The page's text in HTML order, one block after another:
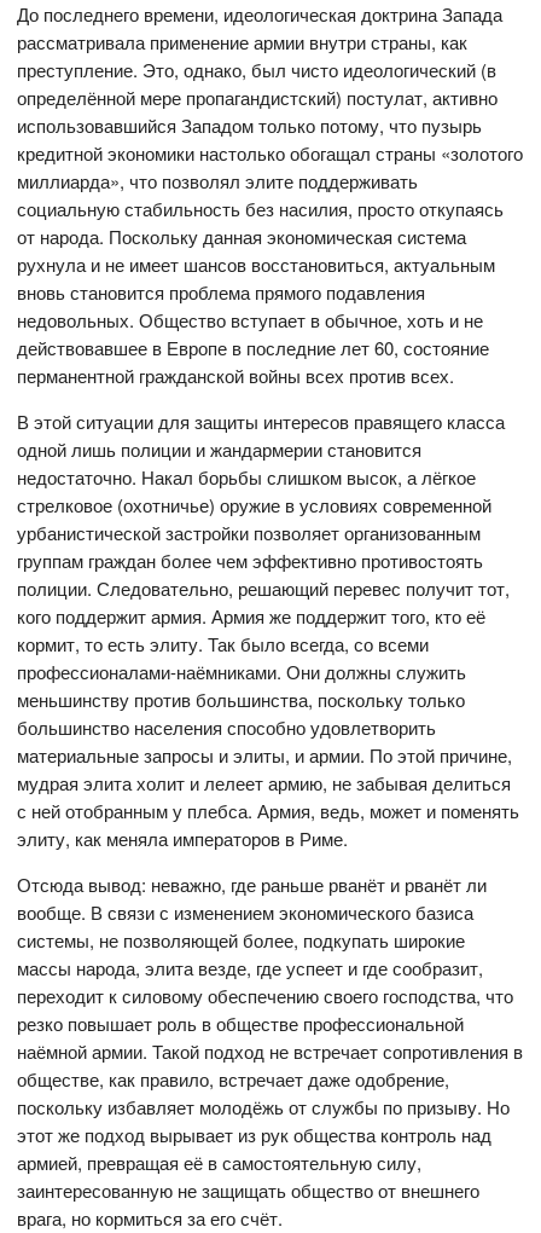
До последнего времени, идеологическая доктрина Запада
рассматривала применение армии внутри страны, как
преступление. Это, однако, был чисто идеологический (в
определённой мере пропагандистский) постулат, активно
использовавшийся Западом только потому, что пузырь
кредитной экономики настолько обогащал страны «золотого
миллиарда», что позволял элите поддерживать
социальную стабильность без насилия, просто откупаясь
от народа. Поскольку данная экономическая система
рухнула и не имеет шансов восстановиться, актуальным
вновь становится проблема прямого подавления
недовольных. Общество вступает в обычное, хоть и не
действовавшее в Европе в последние лет 60, состояние
перманентной гражданской войны всех против всех.
В этой ситуации для защиты интересов правящего класса
одной лишь полиции и жандармерии становится
недостаточно. Накал борьбы слишком высок, а лёгкое
стрелковое (охотничье) оружие в условиях современной
урбанистической застройки позволяет организованным
группам граждан более чем эффективно противостоять
полиции. Следовательно, решающий перевес получит тот,
кого поддержит армия. Армия же поддержит того, кто её
кормит, то есть элиту. Так было всегда, со всеми
профессионалами-наёмниками. Они должны служить
меньшинству против большинства, поскольку только
большинство населения способно удовлетворить
материальные запросы и элиты, и армии. По этой причине,
мудрая элита холит и лелеет армию, не забывая делиться
с ней отобранным у плебса. Армия, ведь, может и поменять
элиту, как меняла императоров в Риме.
Отсюда вывод: неважно, где раньше рванёт и рванёт ли
вообще. В связи с изменением экономического базиса
системы, не позволяющей более, подкупать широкие
массы народа, элита везде, где успеет и где сообразит,
переходит к силовому обеспечению своего господства, что
резко повышает роль в обществе профессиональной
наёмной армии. Такой подход не встречает сопротивления в
обществе, как правило, встречает даже одобрение,
поскольку избавляет молодёжь от службы по призыву. Но
этот же подход вырывает из рук общества контроль над
армией, превращая её в самостоятельную силу,
заинтересованную не защищать общество от внешнего
врага, но кормиться за его счёт.